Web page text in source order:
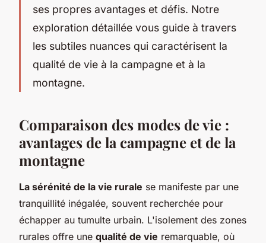
ses propres avantages et défis. Notre
exploration détaillée vous guide à travers
les subtiles nuances qui caractérisent la
qualité de vie à la campagne et à la
montagne.
Comparaison des modes de vie :
avantages de la campagne et de la
montagne
La sérénité de la vie rurale se manifeste par une
tranquillité inégalée, souvent recherchée pour
échapper au tumulte urbain. L'isolement des zones
rurales offre une qualité de vie remarquable, où